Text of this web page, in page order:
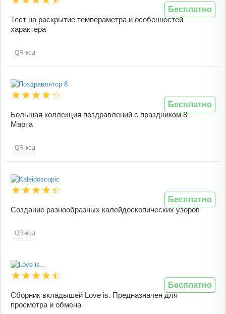
Тест на раскрытие темпераметра и особенностей
характера
QR-код
Бесплатно
Большая коллекция поздравлений с праздником 8
Марта
QR-код
Бесплатно
Создание разнообразных калейдоскопических узоров
QR-код
Бесплатно
Сборник вкладышей Love is. Предназначен для
просмотра и обмена
Бесплатно